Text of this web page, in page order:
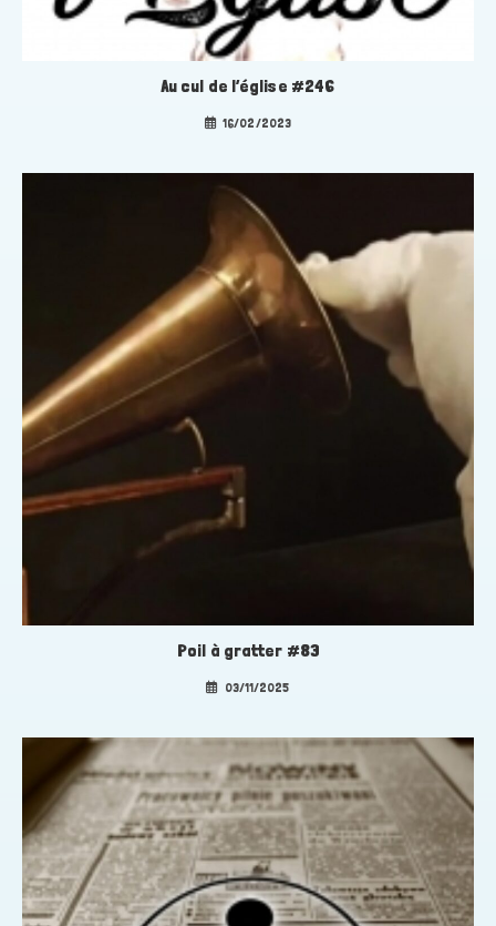
Au cul de l’église #246
16/02/2023
Poil à gratter #83
03/11/2025